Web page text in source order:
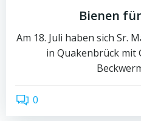
Bienen
Am 18. Juli haben sich Sr.
in Quakenbrück mit
0